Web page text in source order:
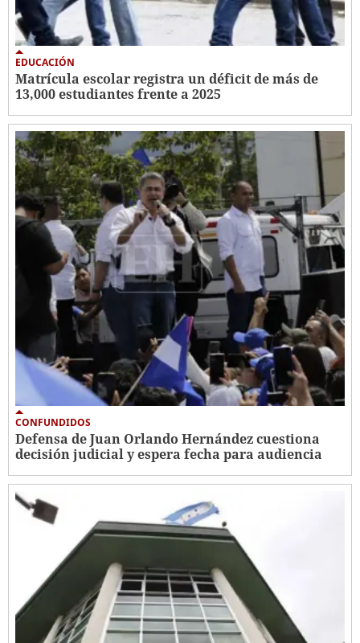
EDUCACIÓN
Matrícula escolar registra un déficit de más de
13,000 estudiantes frente a 2025
CONFUNDIDOS
Defensa de Juan Orlando Hernández cuestiona
decisión judicial y espera fecha para audiencia